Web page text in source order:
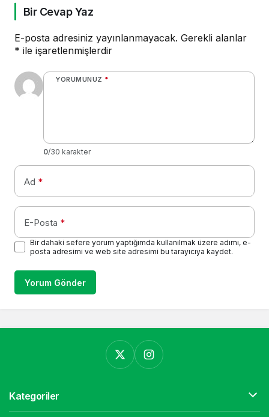
Bir Cevap Yaz
E-posta adresiniz yayınlanmayacak. Gerekli alanlar
* ile işaretlenmişlerdir
YORUMUNUZ *
0/30 karakter
Ad *
E-Posta *
Bir dahaki sefere yorum yaptığımda kullanılmak üzere adımı, e-
posta adresimi ve web site adresimi bu tarayıcıya kaydet.
Yorum Gönder
Kategoriler